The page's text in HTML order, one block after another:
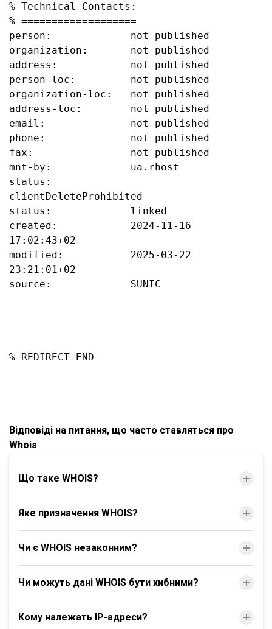
% Technical Contacts:
% ===================
person:             not published
organization:       not published
address:            not published
person-loc:         not published
organization-loc:   not published
address-loc:        not published
email:              not published
phone:              not published
fax:                not published
mnt-by:             ua.rhost
status:
clientDeleteProhibited
status:             linked
created:            2024-11-16
17:02:43+02
modified:           2025-03-22
23:21:01+02
source:             SUNIC
% REDIRECT END
Відповіді на питання, що часто ставляться про
Whois
Що таке WHOIS?
Яке призначення WHOIS?
Чи є WHOIS незаконним?
Чи можуть дані WHOIS бути хибними?
Кому належать IP-адреси?